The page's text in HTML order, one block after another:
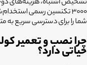
تشخیص اشتباه، هزینه‌های
۳۰۰۰ تکنسین رسمی
شما را برای دسترسی سریع
چرا نصب و تعمیر
حیاتی دارد؟